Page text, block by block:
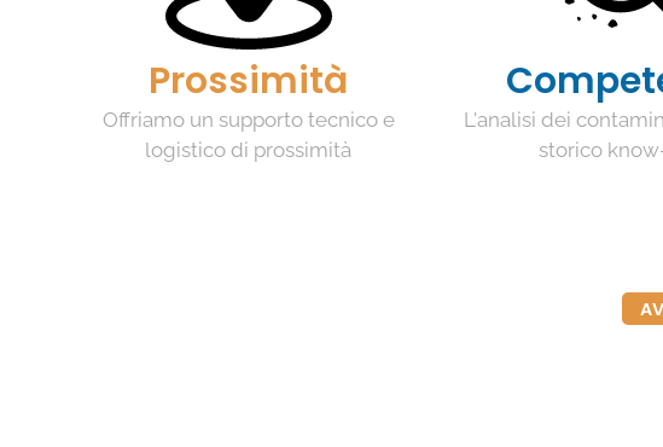
Prossimità
Offriamo un supporto tecnico e
logistico di prossimità
L'analisi dei
storico